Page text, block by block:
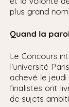
plus grand
Quand la
Le Concours
l’université
achevé le jeudi
finalistes ont
de sujets